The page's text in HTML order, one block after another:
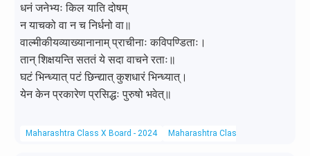
धनं जनेभ्यः किल याति दोषम्
न याचको वा न च निर्धनो वा॥
वाल्मीकीयव्याख्यानानाम् प्राचीनाः कविपण्डिताः।
तान् शिक्षयन्ति सततं ये सदा वाचने रताः॥
घटं भिन्ध्यात् पटं छिन्द्यात् कुशधारं भिन्ध्यात्।
येन केन प्रकारेण प्रसिद्धः पुरुषो भवेत्॥
Maharashtra Class X Board - 2024 Maharashtra Class X Board